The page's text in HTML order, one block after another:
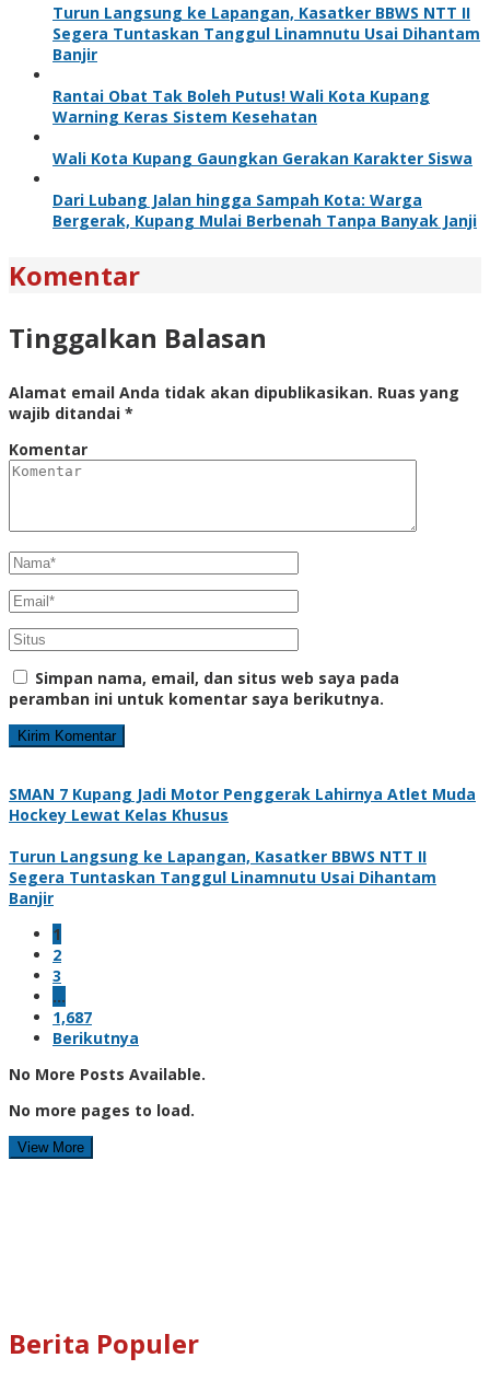
Turun Langsung ke Lapangan, Kasatker BBWS NTT II
Segera Tuntaskan Tanggul Linamnutu Usai Dihantam
Banjir
Rantai Obat Tak Boleh Putus! Wali Kota Kupang
Warning Keras Sistem Kesehatan
Wali Kota Kupang Gaungkan Gerakan Karakter Siswa
Dari Lubang Jalan hingga Sampah Kota: Warga
Bergerak, Kupang Mulai Berbenah Tanpa Banyak Janji
Komentar
Tinggalkan Balasan
Alamat email Anda tidak akan dipublikasikan. Ruas yang
wajib ditandai *
Komentar
Simpan nama, email, dan situs web saya pada
peramban ini untuk komentar saya berikutnya.
SMAN 7 Kupang Jadi Motor Penggerak Lahirnya Atlet Muda
Hockey Lewat Kelas Khusus
Turun Langsung ke Lapangan, Kasatker BBWS NTT II
Segera Tuntaskan Tanggul Linamnutu Usai Dihantam
Banjir
1
2
3
…
1,687
Berikutnya
No More Posts Available.
No more pages to load.
View More
Berita Populer